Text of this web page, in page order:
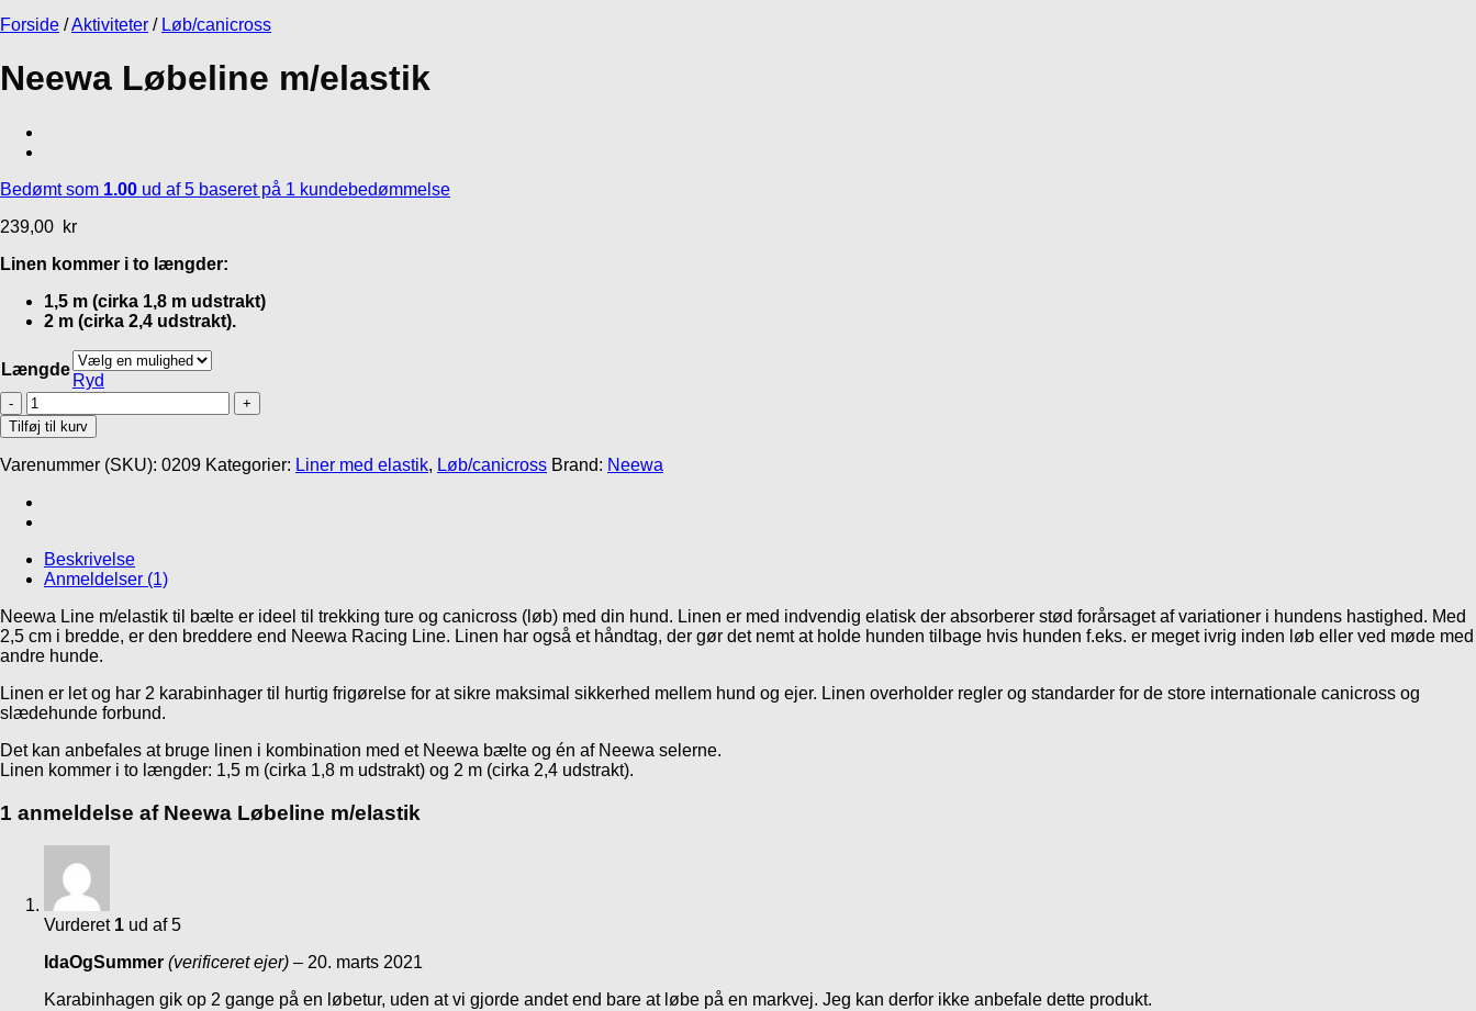
godbidder
Forside /Aktiviteter / Løb/canicross
Neewa Løbeline m/elastik
Bedømt som 1.00 ud af 5 baseret på 1 kundebedømmelse
239,00 kr
Linen kommer i to længder:
1,5 m (cirka 1,8 m udstrakt)
2 m (cirka 2,4 udstrakt).
Længde
Ryd
Neewa
Løbeline
m/elastik
antal
Tilføj til kurv
Varenummer (SKU): 0209 Kategorier: Liner med elastik, Løb/canicross Brand: Neewa
Beskrivelse
Anmeldelser (1)
Neewa Line m/elastik til bælte er ideel til trekking ture og canicross (løb) med din hund. Linen er med indvendig elatisk der absorberer stød forårsaget af variationer i hundens hastighed. Med
2,5 cm i bredde, er den breddere end Neewa Racing Line. Linen har også et håndtag, der gør det nemt at holde hunden tilbage hvis hunden f.eks. er meget ivrig inden løb eller ved møde med
andre hunde.
Linen er let og har 2 karabinhager til hurtig frigørelse for at sikre maksimal sikkerhed mellem hund og ejer. Linen overholder regler og standarder for de store internationale canicross og
slædehunde forbund.
Det kan anbefales at bruge linen i kombination med et Neewa bælte og én af Neewa selerne.
Linen kommer i to længder: 1,5 m (cirka 1,8 m udstrakt) og 2 m (cirka 2,4 udstrakt).
1 anmeldelse af Neewa Løbeline m/elastik
Vurderet 1 ud af 5
IdaOgSummer (verificeret ejer) – 20. marts 2021
Karabinhagen gik op 2 gange på en løbetur, uden at vi gjorde andet end bare at løbe på en markvej. Jeg kan derfor ikke anbefale dette produkt.